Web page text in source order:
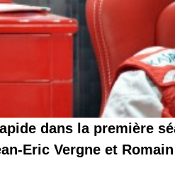
dans la première
Eric Vergne et